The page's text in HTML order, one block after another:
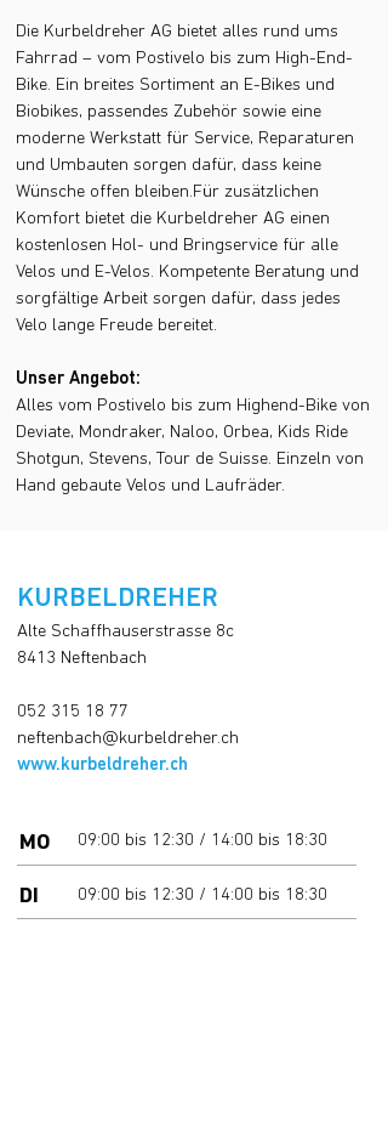
Die Kurbeldreher AG bietet alles rund ums
Fahrrad – vom Postivelo bis zum High-End-
Bike. Ein breites Sortiment an E-Bikes und
Biobikes, passendes Zubehör sowie eine
moderne Werkstatt für Service, Reparaturen
und Umbauten sorgen dafür, dass keine
Wünsche offen bleiben.Für zusätzlichen
Komfort bietet die Kurbeldreher AG einen
kostenlosen Hol- und Bringservice für alle
Velos und E-Velos. Kompetente Beratung und
sorgfältige Arbeit sorgen dafür, dass jedes
Velo lange Freude bereitet.
Unser Angebot:
Alles vom Postivelo bis zum Highend-Bike von
Deviate, Mondraker, Naloo, Orbea, Kids Ride
Shotgun, Stevens, Tour de Suisse. Einzeln von
Hand gebaute Velos und Laufräder.
KURBELDREHER
Alte Schaffhauserstrasse 8c
8413 Neftenbach
052 315 18 77
neftenbach@kurbeldreher.ch
www.kurbeldreher.ch
MO 09:00 bis 12:30 / 14:00 bis 18:30
DI 09:00 bis 12:30 / 14:00 bis 18:30